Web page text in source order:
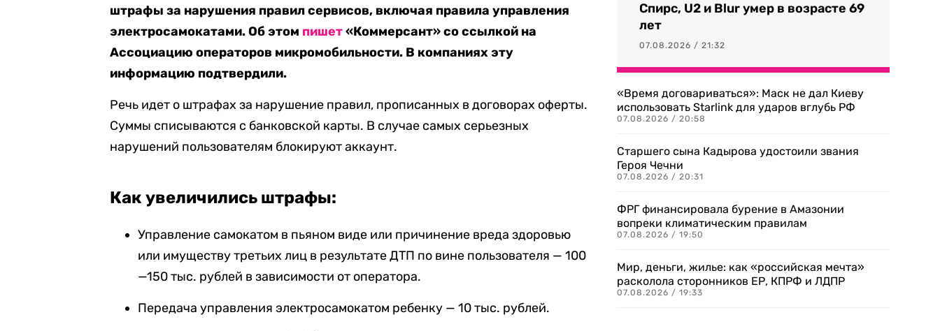
штрафы за нарушения правил сервисов, включая правила управления
электросамокатами. Об этом пишет«Коммерсант» со ссылкой на
Ассоциацию операторов микромобильности. В компаниях эту
информацию подтвердили.
Речь идет о штрафах за нарушение правил, прописанных в договорах оферты.
Суммы списываются с банковской карты. В случае самых серьезных
нарушений пользователям блокируют аккаунт.
Как увеличились штрафы:
Управление самокатом в пьяном виде или причинение вреда здоровью
или имуществу третьих лиц в результате ДТП по вине пользователя — 100
—150 тыс. рублей в зависимости от оператора.
Передача управления электросамокатом ребенку — 10 тыс. рублей.
Спирс, U2 и Blur умер в возрасте 69
лет
07.08.2026 / 21:32
«Время договариваться»: Маск не дал Киеву
использовать Starlink для ударов вглубь РФ
07.08.2026 / 20:58
Старшего сына Кадырова удостоили звания
Героя Чечни
07.08.2026 / 20:31
ФРГ финансировала бурение в Амазонии
вопреки климатическим правилам
07.08.2026 / 19:50
Мир, деньги, жилье: как «российская мечта»
расколола сторонников ЕР, КПРФ и ЛДПР
07.08.2026 / 19:33